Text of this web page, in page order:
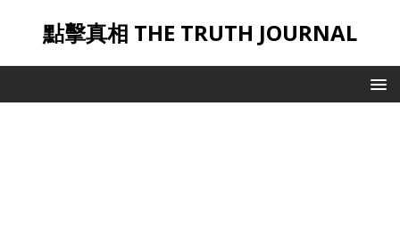
點擊真相 THE TRUTH JOURNAL